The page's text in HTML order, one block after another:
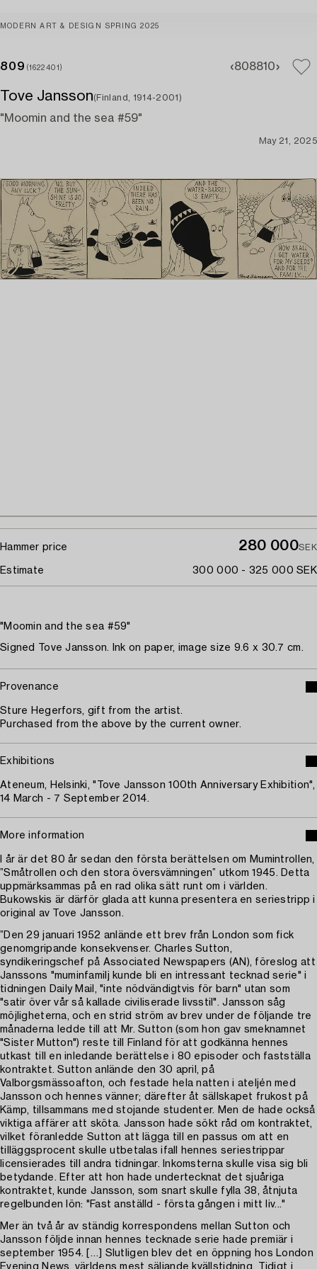
MODERN ART & DESIGN SPRING 2025
809 (1622401) 808810
Tove Jansson(Finland, 1914-2001)
"Moomin and the sea #59"
May 21, 2025
Hammer price 280 000SEK
Estimate 300 000 - 325 000 SEK
"Moomin and the sea #59"
Signed Tove Jansson. Ink on paper, image size 9.6 x 30.7 cm.
Provenance
Sture Hegerfors, gift from the artist.
Purchased from the above by the current owner.
Exhibitions
Ateneum, Helsinki, "Tove Jansson 100th Anniversary Exhibition",
14 March - 7 September 2014.
More information
I år är det 80 år sedan den första berättelsen om Mumintrollen,
”Småtrollen och den stora översvämningen” utkom 1945. Detta
uppmärksammas på en rad olika sätt runt om i världen.
Bukowskis är därför glada att kunna presentera en seriestripp i
original av Tove Jansson.
”Den 29 januari 1952 anlände ett brev från London som fick
genomgripande konsekvenser. Charles Sutton,
syndikeringschef på Associated Newspapers (AN), föreslog att
Janssons "muminfamilj kunde bli en intressant tecknad serie" i
tidningen Daily Mail, "inte nödvändigtvis för barn" utan som
"satir över vår så kallade civiliserade livsstil". Jansson såg
möjligheterna, och en strid ström av brev under de följande tre
månaderna ledde till att Mr. Sutton (som hon gav smeknamnet
"Sister Mutton") reste till Finland för att godkänna hennes
utkast till en inledande berättelse i 80 episoder och fastställa
kontraktet. Sutton anlände den 30 april, på
Valborgsmässoafton, och festade hela natten i ateljén med
Jansson och hennes vänner; därefter åt sällskapet frukost på
Kämp, tillsammans med stojande studenter. Men de hade också
viktiga affärer att sköta. Jansson hade sökt råd om kontraktet,
vilket föranledde Sutton att lägga till en passus om att en
tilläggsprocent skulle utbetalas ifall hennes seriestrippar
licensierades till andra tidningar. Inkomsterna skulle visa sig bli
betydande. Efter att hon hade undertecknat det sjuåriga
kontraktet, kunde Jansson, som snart skulle fylla 38, åtnjuta
regelbunden lön: "Fast anställd - första gången i mitt liv..."
Mer än två år av ständig korrespondens mellan Sutton och
Jansson följde innan hennes tecknade serie hade premiär i
september 1954. […] Slutligen blev det en öppning hos London
Evening News, världens mest säljande kvällstidning, Tidigt i